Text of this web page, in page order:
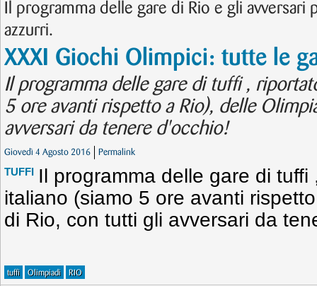
Il programma delle gare di Rio e gli
azzurri.
XXXI Giochi Olimpici: tutte le
Il programma delle gare di tuffi ,
5 ore avanti rispetto a Rio), delle
avversari da tenere d'occhio!
Giovedì 4 Agosto 2016 Permalink
TUFFI Il programma delle gare di
italiano (siamo 5 ore avanti
di Rio, con tutti gli avversari da
tuffi Olimpiadi RIO